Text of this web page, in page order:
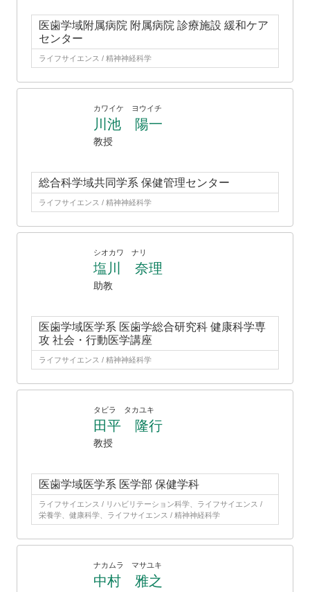
医歯学域附属病院 附属病院 診療施設 緩和ケア
センター
ライフサイエンス / 精神神経科学
カワイケ ヨウイチ
川池 陽一
教授
総合科学域共同学系 保健管理センター
ライフサイエンス / 精神神経科学
シオカワ ナリ
塩川 奈理
助教
医歯学域医学系 医歯学総合研究科 健康科学専
攻 社会・行動医学講座
ライフサイエンス / 精神神経科学
タビラ タカユキ
田平 隆行
教授
医歯学域医学系 医学部 保健学科
ライフサイエンス / リハビリテーション科学、ライフサイエンス /
栄養学、健康科学、ライフサイエンス / 精神神経科学
ナカムラ マサユキ
中村 雅之